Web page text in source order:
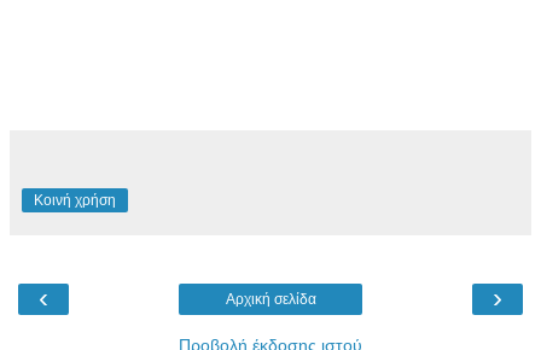
Κοινή χρήση
‹ ›
Αρχική σελίδα
Προβολή έκδοσης ιστού